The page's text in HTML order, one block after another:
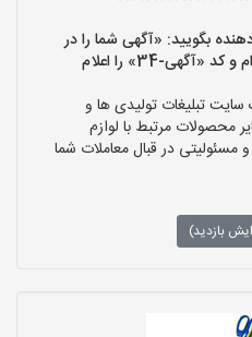
بگویید: «آگهی شما را در
سایت «لوازم اداری ها» دیده ام و کد «آگهی-34» را اعلام
تبلیغات تولیدی ها و
محصولات مرتبط با لوازم
در قبال معاملات شما
بازدید)